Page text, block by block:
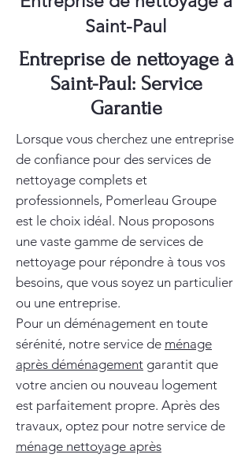
Saint-Paul
Entreprise de nettoyage à
Saint-Paul: Service
Garantie
Lorsque vous cherchez une entreprise
de confiance pour des services de
nettoyage complets et
professionnels, Pomerleau Groupe
est le choix idéal. Nous proposons
une vaste gamme de services de
nettoyage pour répondre à tous vos
besoins, que vous soyez un particulier
ou une entreprise.
Pour un déménagement en toute
sérénité, notre service de ménage
après déménagement garantit que
votre ancien ou nouveau logement
est parfaitement propre. Après des
travaux, optez pour notre service de
ménage nettoyage après